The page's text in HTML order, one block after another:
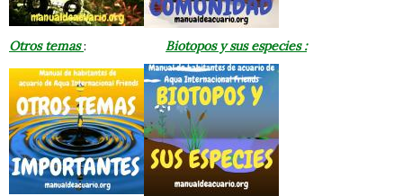
Otros temas: Biotopos y sus especies :